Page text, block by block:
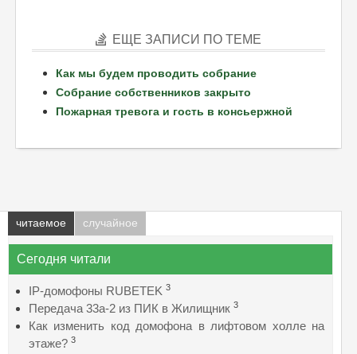
ЕЩЕ ЗАПИСИ ПО ТЕМЕ
Как мы будем проводить собрание
Собрание собственников закрыто
Пожарная тревога и гость в консьержной
читаемое случайное
Сегодня читали
IP-домофоны RUBETEK 3
Передача 33а-2 из ПИК в Жилищник 3
Как изменить код домофона в лифтовом холле на
этаже? 3